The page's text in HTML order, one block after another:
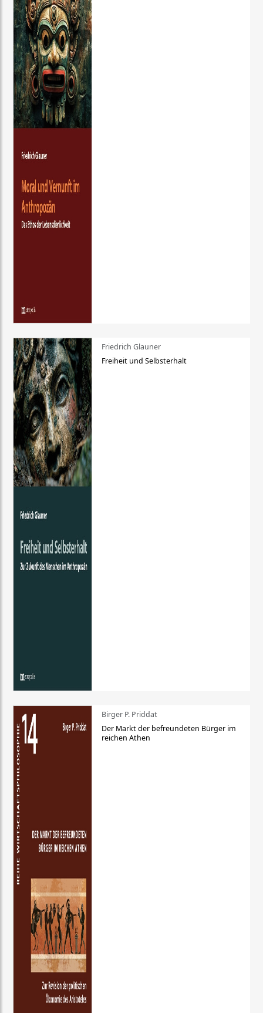
Friedrich Glauner
Freiheit und Selbsterhalt
Birger P. Priddat
Der Markt der befreundeten Bürger im
reichen Athen